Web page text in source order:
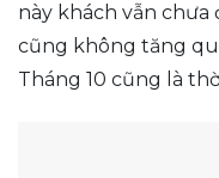
này khách vẫn chưa
cũng không tăng
Tháng 10 cũng là